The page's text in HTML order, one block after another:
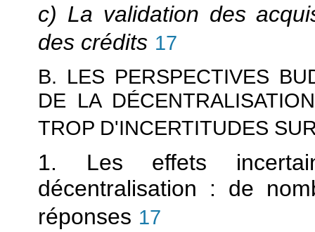
c) La validation des
des crédits 17
B. LES PERSPECTIVES
DE LA
TROP D'INCERTITUDES
1. Les effets
décentralisation : de
réponses 17